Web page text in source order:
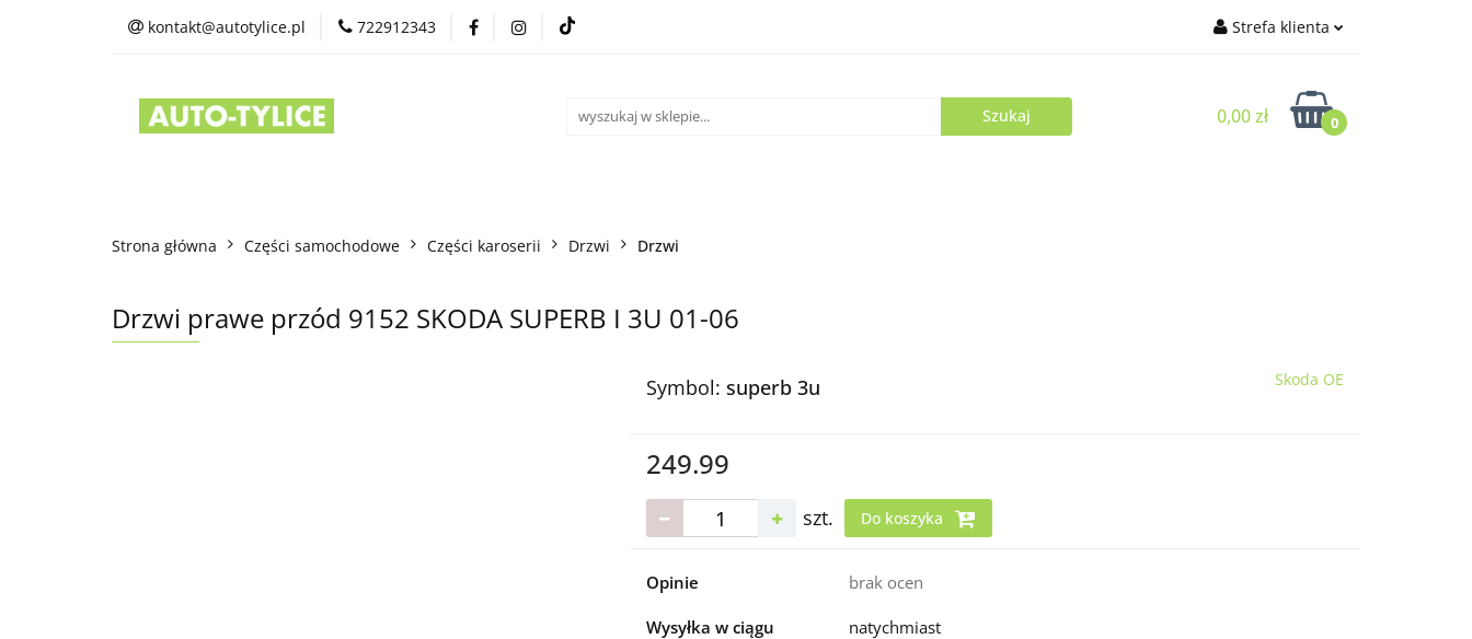
kontakt@autotylice.pl 722912343 Strefa klienta
Zaloguj się
Zarejestruj się
0,00 zł 0
Strona główna Części samochodowe Części karoserii Drzwi Drzwi
Drzwi prawe przód 9152 SKODA SUPERB I 3U 01-06
Symbol: superb 3u Skoda OE
249.99
szt. Do koszyka
Opinie brak ocen
Wysyłka w ciągu natychmiast